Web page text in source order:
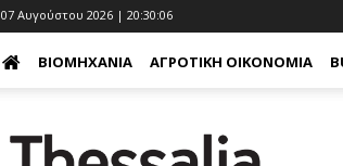
07 Αυγούστου 2026 | 20:30:07
ΒΙΟΜΗΧΑΝΊΑ ΑΓΡΟΤΙΚΉ ΟΙΚΟΝΟΜΊΑ